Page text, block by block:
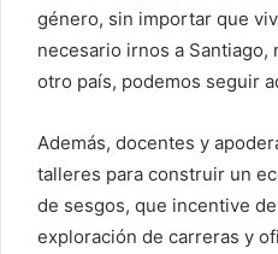
género, sin importar que
necesario irnos a Santiago,
otro país, podemos seguir
Además, docentes y
talleres para construir un
de sesgos, que incentive
exploración de carreras y